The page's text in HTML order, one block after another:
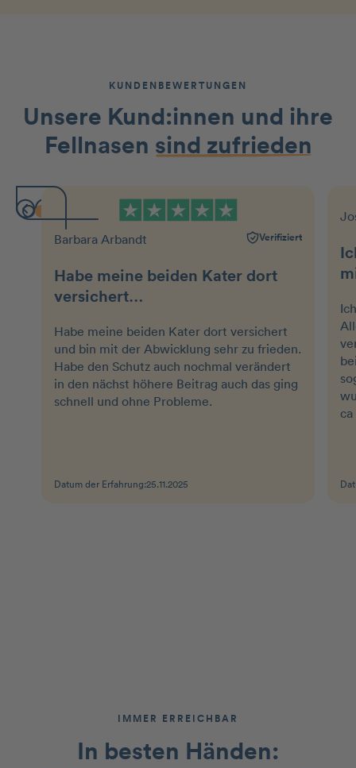
KUNDENBEWERTUNGEN
Unsere Kund:innen und ihre
Fellnasen sind zufrieden
Barbara Arbandt Verifiziert
Habe meine beiden Kater dort
versichert…
Habe meine beiden Kater dort versichert
und bin mit der Abwicklung sehr zu frieden.
Habe den Schutz auch nochmal verändert
in den nächst höhere Beitrag auch das ging
schnell und ohne Probleme.
Datum der Erfahrung:25.11.2025
ca
IMMER ERREICHBAR
In besten Händen: